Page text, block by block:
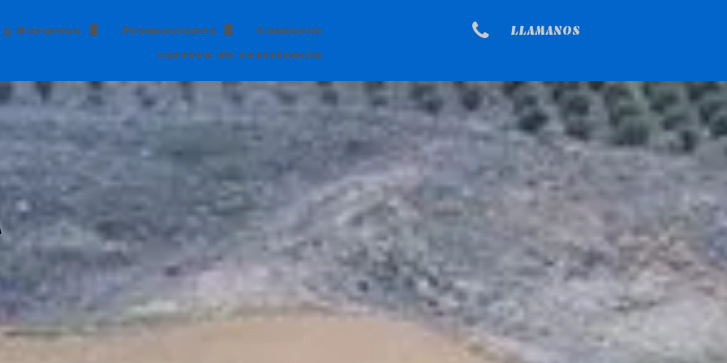
14 años
Horarios
tandas libres
Grupos
Paintball Adultos
paintball Niños
Promociones
Packs Actividades
Cumpleaños Niños
Contacto
carrera de resistencia
LLAMANOS